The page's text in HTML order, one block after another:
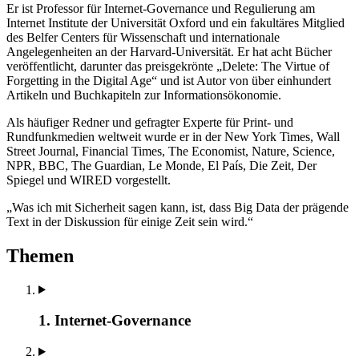
Er ist Professor für Internet-Governance und Regulierung am
Internet Institute der Universität Oxford und ein fakultäres Mitglied
des Belfer Centers für Wissenschaft und internationale
Angelegenheiten an der Harvard-Universität. Er hat acht Bücher
veröffentlicht, darunter das preisgekrönte „Delete: The Virtue of
Forgetting in the Digital Age“ und ist Autor von über einhundert
Artikeln und Buchkapiteln zur Informationsökonomie.
Als häufiger Redner und gefragter Experte für Print- und
Rundfunkmedien weltweit wurde er in der New York Times, Wall
Street Journal, Financial Times, The Economist, Nature, Science,
NPR, BBC, The Guardian, Le Monde, El País, Die Zeit, Der
Spiegel und WIRED vorgestellt.
„Was ich mit Sicherheit sagen kann, ist, dass Big Data der prägende
Text in der Diskussion für einige Zeit sein wird.“
Themen
1. Internet-Governance